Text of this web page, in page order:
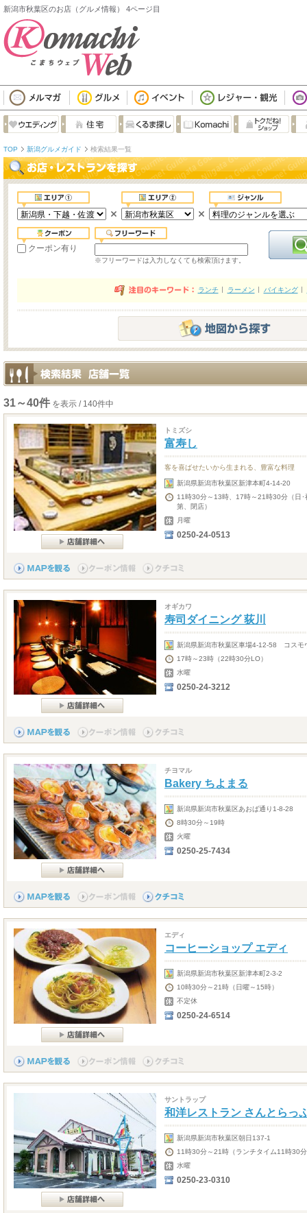
新潟市秋葉区のお店（グルメ情報） 4ページ目
TOP 新潟グルメガイド 検索結果一覧
クーポン有り
※フリーワードは入力しなくても検索頂けます。
ランチ ラーメン バイキング
31～40件 を表示 / 140件中
トミズシ
富寿し
客を喜ばせたいから生まれる、豊富な料理
新潟県新潟市秋葉区新津本町4-14-20
11時30分～13時、17時～21時30分（日
第、閉店）
月曜
0250-24-0513
オギカワ
寿司ダイニング 荻川
新潟県新潟市秋葉区車場4-12-58 コスモ
17時～23時（22時30分LO）
水曜
0250-24-3212
チヨマル
Bakery ちよまる
新潟県新潟市秋葉区あおば通り1-8-28
8時30分～19時
火曜
0250-25-7434
エディ
コーヒーショップ エディ
新潟県新潟市秋葉区新津本町2-3-2
10時30分～21時（日曜～15時）
不定休
0250-24-6514
サントラップ
和洋レストラン さんとらっ
新潟県新潟市秋葉区朝日137-1
11時30分～21時（ランチタイム11時30
水曜
0250-23-0310